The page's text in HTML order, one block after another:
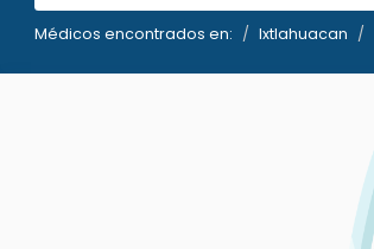
Médicos encontrados en: Ixtlahuacan